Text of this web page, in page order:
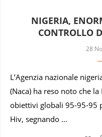
NIGERIA,
CONTROLLO
28
L’Agenzia nazionale
(Naca) ha reso noto che
obiettivi globali 95-95-95
Hiv, segnando …